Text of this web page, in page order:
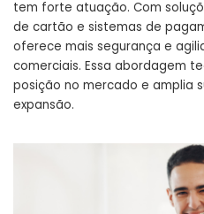
tem forte atuação. Com
de cartão e sistemas de
oferece mais segurança e
comerciais. Essa abordagem
posição no mercado e amplia
expansão.